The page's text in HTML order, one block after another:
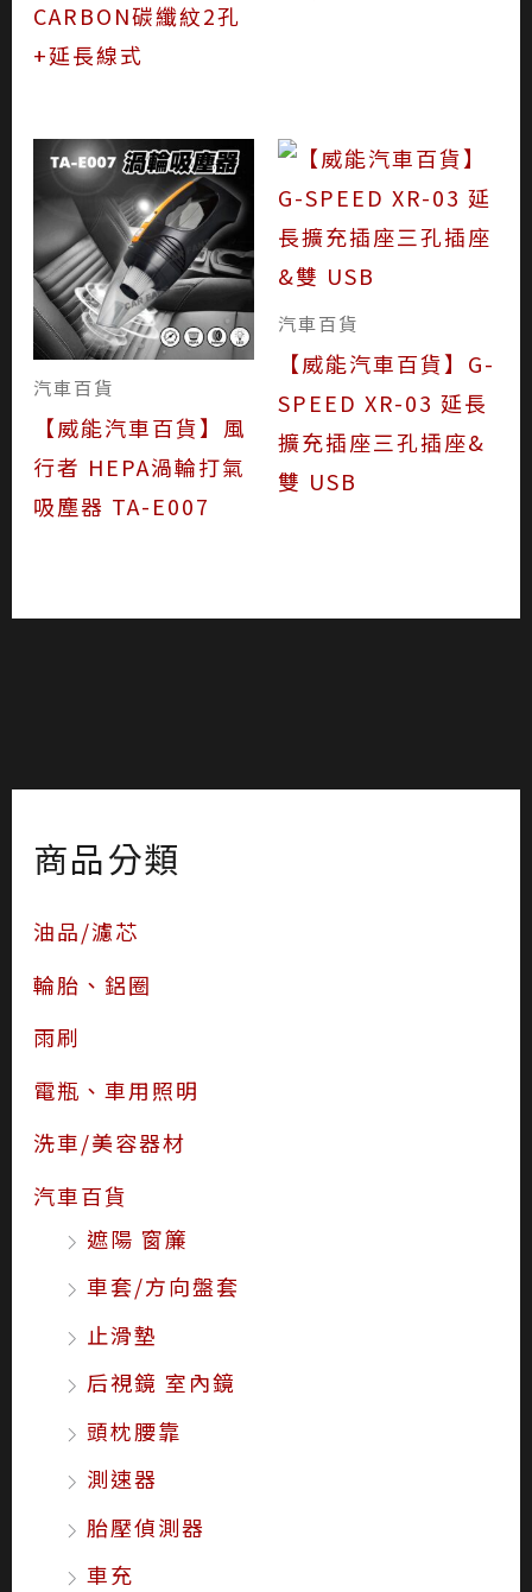
商品分類
油品/濾芯
輪胎、鋁圈
雨刷
電瓶、車用照明
洗車/美容器材
汽車百貨
遮陽 窗簾
車套/方向盤套
止滑墊
后視鏡 室內鏡
頭枕腰靠
測速器
胎壓偵測器
車充
CARBON碳纖紋2孔
+延長線式
汽車百貨
【威能汽車百貨】風
行者 HEPA渦輪打氣
吸塵器 TA-E007
汽車百貨
【威能汽車百貨】G-
SPEED XR-03 延長
擴充插座三孔插座&
雙 USB